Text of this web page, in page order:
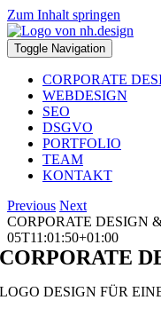
Zum Inhalt springen
Toggle Navigation
CORPORATE
WEBDESIGN
SEO
DSGVO
PORTFOLIO
TEAM
KONTAKT
Previous Next
CORPORATE DESIGN
05T11:01:50+01:00
CORPORATE
LOGO DESIGN FÜR